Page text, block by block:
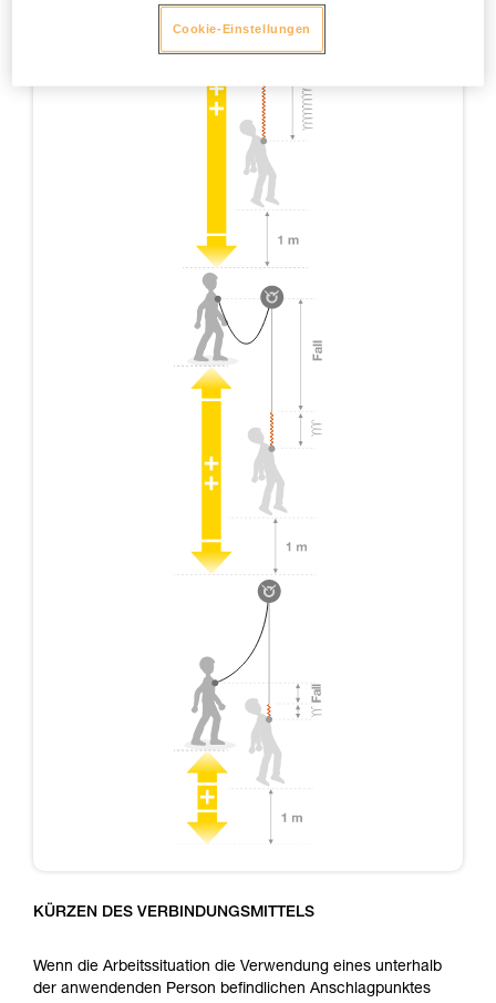
KÜRZEN DES VERBINDUNGSMITTELS
Wenn die Arbeitssituation die Verwendung eines unterhalb
der anwendenden Person befindlichen Anschlagpunktes
Cookie-Einstellungen